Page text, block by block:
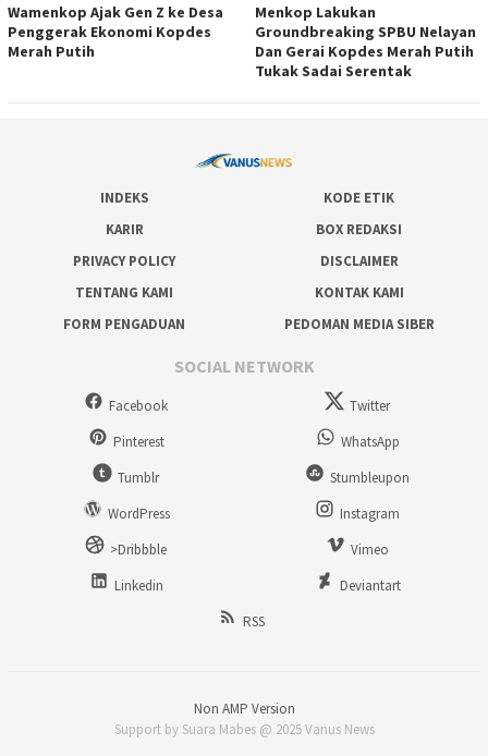
Wamenkop Ajak Gen Z ke Desa
Penggerak Ekonomi Kopdes
Merah Putih
Menkop Lakukan
Groundbreaking SPBU Nelayan
Dan Gerai Kopdes Merah Putih
Tukak Sadai Serentak
INDEKS
KODE ETIK
KARIR
BOX REDAKSI
PRIVACY POLICY
DISCLAIMER
TENTANG KAMI
KONTAK KAMI
FORM PENGADUAN
PEDOMAN MEDIA SIBER
SOCIAL NETWORK
Facebook
Twitter
Pinterest
WhatsApp
Tumblr
Stumbleupon
WordPress
Instagram
>Dribbble
Vimeo
Linkedin
Deviantart
RSS
Non AMP Version
Support by Suara Mabes @ 2025 Vanus News